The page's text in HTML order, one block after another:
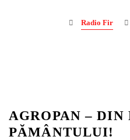
Radio Fir
AGROPAN – DIN
PĂMÂNTULUI!